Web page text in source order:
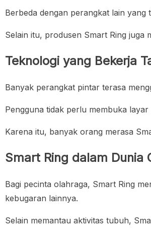
Berbeda dengan perangkat lain
Selain itu, produsen Smart Ring juga
Teknologi yang Bekerja
Banyak perangkat pintar terasa
Pengguna tidak perlu membuka
Karena itu, banyak orang merasa
Smart Ring dalam Dunia
Bagi pecinta olahraga, Smart Ring
kebugaran lainnya.
Selain memantau aktivitas tubuh,